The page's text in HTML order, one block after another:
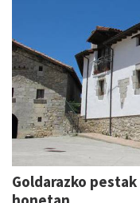
Goldarazko